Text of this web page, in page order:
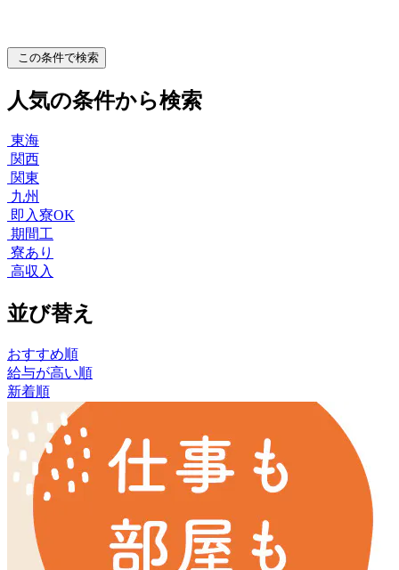
この条件で検索
人気の条件から検索
東海
関西
関東
九州
即入寮OK
期間工
寮あり
高収入
並び替え
おすすめ順
給与が高い順
新着順